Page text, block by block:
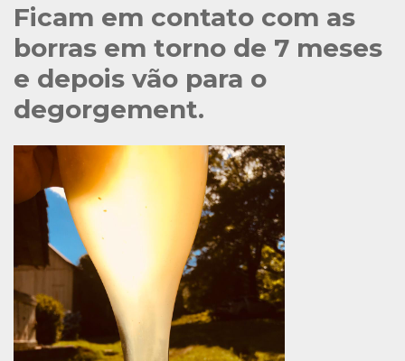
Ficam em contato com as
borras em torno de 7 meses
e depois vão para o
degorgement.